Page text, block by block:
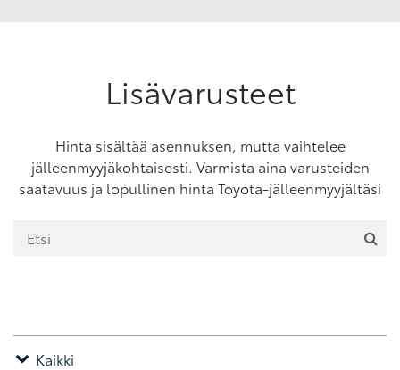
Lisävarusteet
Hinta sisältää asennuksen, mutta vaihtelee
jälleenmyyjäkohtaisesti. Varmista aina varusteiden
saatavuus ja lopullinen hinta Toyota-jälleenmyyjältäsi
Kaikki